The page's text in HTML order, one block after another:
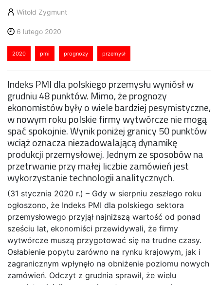
Witold Zygmunt
6 lutego 2020
2020 pmi prognozy przemysł
Indeks PMI dla polskiego przemysłu wyniósł w
grudniu 48 punktów. Mimo, że prognozy
ekonomistów były o wiele bardziej pesymistyczne,
w nowym roku polskie firmy wytwórcze nie mogą
spać spokojnie. Wynik poniżej granicy 50 punktów
wciąż oznacza niezadowalającą dynamikę
produkcji przemysłowej. Jednym ze sposobów na
przetrwanie przy małej liczbie zamówień jest
wykorzystanie technologii analitycznych.
(31 stycznia 2020 r.) – Gdy w sierpniu zeszłego roku
ogłoszono, że Indeks PMI dla polskiego sektora
przemysłowego przyjął najniższą wartość od ponad
sześciu lat, ekonomiści przewidywali, że firmy
wytwórcze muszą przygotować się na trudne czasy.
Osłabienie popytu zarówno na rynku krajowym, jak i
zagranicznym wpłynęło na obniżenie poziomu nowych
zamówień. Odczyt z grudnia sprawił, że wielu